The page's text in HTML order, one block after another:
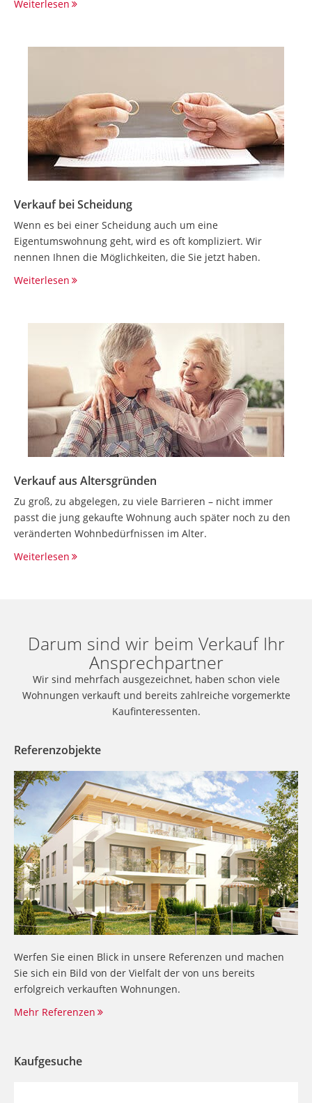
Weiterlesen
Verkauf bei Scheidung
Wenn es bei einer Scheidung auch um eine
Eigentumswohnung geht, wird es oft kompliziert. Wir
nennen Ihnen die Möglichkeiten, die Sie jetzt haben.
Weiterlesen
Verkauf aus Altersgründen
Zu groß, zu abgelegen, zu viele Barrieren – nicht immer
passt die jung gekaufte Wohnung auch später noch zu den
veränderten Wohnbedürfnissen im Alter.
Weiterlesen
Darum sind wir beim Verkauf Ihr
Ansprechpartner
Wir sind mehrfach ausgezeichnet, haben schon viele
Wohnungen verkauft und bereits zahlreiche vorgemerkte
Kaufinteressenten.
Referenzobjekte
Werfen Sie einen Blick in unsere Referenzen und machen
Sie sich ein Bild von der Vielfalt der von uns bereits
erfolgreich verkauften Wohnungen.
Mehr Referenzen
Kaufgesuche